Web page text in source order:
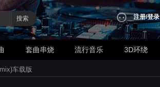
搜索 注册/登录
套曲串烧 流行音乐 3D环绕
车载版